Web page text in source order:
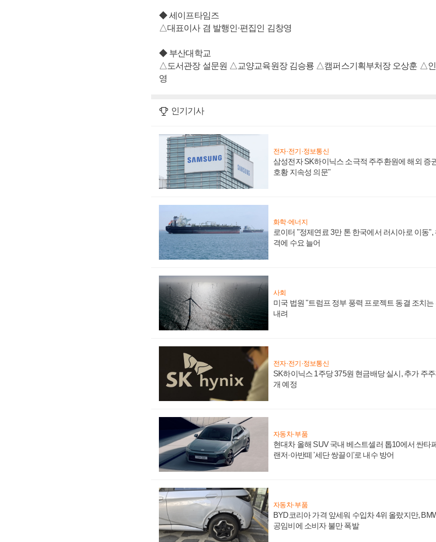
◆ 세이프타임즈
△대표이사 겸 발행인·편집인 김창영
◆ 부산대학교
△도서관장 설문원 △교양교육원장 김승룡 △캠퍼스기획부처장 오상훈 △
영
인기기사
전자·전기·정보통신
삼성전자 SK하이닉스 소극적 주주환원에 해외 증
호황 지속성 의문"
화학·에너지
로이터 "정제연료 3만 톤 한국에서 러시아로 이동",
격에 수요 늘어
사회
미국 법원 "트럼프 정부 풍력 프로젝트 동결 조치는
내려
전자·전기·정보통신
SK하이닉스 1주당 375원 현금배당 실시, 추가 주
개 예정
자동차·부품
현대차 올해 SUV 국내 베스트셀러 톱10에서 싼타
랜저·아반떼 '세단 쌍끌이'로 내수 방어
자동차·부품
BYD코리아 가격 앞세워 수입차 4위 올랐지만,
공임비에 소비자 불만 폭발